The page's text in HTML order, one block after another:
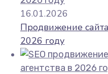
16.01.2026
Продвижение
2026 году